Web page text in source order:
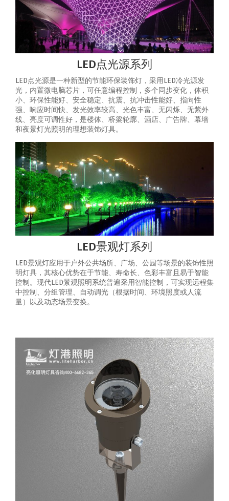
LED点光源系列
LED点光源是一种新型的节能环保装饰灯，采用LED冷光源发
光，内置微电脑芯片，可任意编程控制，多个同步变化，体积
小、环保性能好、安全稳定、抗震、抗冲击性能好、指向性
强、响应时间快、发光效率较高、光色丰富、无闪烁、无紫外
线、亮度可调性好，是楼体、桥梁轮廓、酒店、广告牌、幕墙
和夜景灯光照明的理想装饰灯具。
LED景观灯系列
LED景观灯应用于户外公共场所、广场、公园等场景的装饰性照
明灯具，其核心优势在于节能、寿命长、色彩丰富且易于智能
控制‌。‌现代LED景观照明系统普遍采用智能控制，可实现‌远程集
中控制、分组管理、自动调光（根据时间、环境照度或人流
量）以及动态场景变换‌。